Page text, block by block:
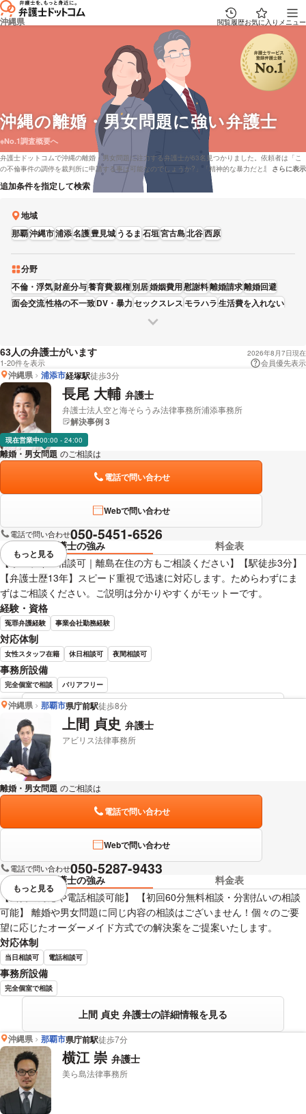
沖縄県 閲覧履歴お気に入り メニュー
沖縄の離婚・男女問題に強い弁護士
※No.1調査概要へ
弁護士ドットコムで沖縄の離婚・男女問題に注力する弁護士が63名見つかりました。依頼者は「こ
の不倫事件の調停を裁判所に申請する事は可能なのでしょうか?」「精神的な暴力だと思うのです
が、肉体的暴力が立証されないと保護命令は出せませんか?」といった疑問を抱えております。弁護
士ドットコムでは沖縄で電話相談を無料で受付してくれる弁護士や弁護士費用を分割払いで応対し
問題が専門の弁護士や口コミの評価が良い弁護士の選び方などの情報はだいたい調査したけど、沖
縄周辺の法律事務所の弁護士を費用で比較したい」などのニーズにも応えることができます。弁護
士の中には「《わかりやすく正確に説明》まずは「共感すること」と、一方、弁護士としての視点
で課題を抱えている方は男性・女性などの性別や能力などの希望を考慮して、条件に沿う弁護士に
問合せをしてみてはいかがでしょうか。
説明文の
さらに表示
追加条件を指定して検索
地域
那覇沖縄市浦添名護豊見城 うるま 石垣宮古島北谷西原
分野
不倫・浮気財産分与養育費親権別居婚姻費用慰謝料離婚請求離婚回避
面会交流性格の不一致DV・暴力セックスレス モラハラ生活費を入れない
親族関係
63人の弁護士がいます 2026年8月7日現在
1-20件を表示 会員優先表示
沖縄県 浦添市経塚駅徒歩3分
長尾 大輔 弁護士
弁護士法人空と海そらうみ法律事務所浦添事務所
解決事例 3
現在営業中00:00 - 24:00
離婚・男女問題 のご相談は
電話で問い合わせ
Webで問い合わせ
電話で問い合わせ050-5451-6526
弁護士の強み
料金表
【オンライン相談可｜離島在住の方もご相談ください】【駅徒歩3分】
【弁護士歴13年】スピード重視で迅速に対応します。ためらわずにま
ずはご相談ください。ご説明は分かりやすくがモットーです。
経験・資格
冤罪弁護経験 事業会社勤務経験
対応体制
女性スタッフ在籍 休日相談可 夜間相談可
事務所設備
完全個室で相談 バリアフリー
長尾 大輔 弁護士の詳細情報を見る
視覚的に省略されている要素を
もっと見る
沖縄県 那覇市県庁前駅徒歩8分
上間 貞史 弁護士
アビリス法律事務所
離婚・男女問題 のご相談は
電話で問い合わせ
Webで問い合わせ
電話で問い合わせ050-5287-9433
弁護士の強み
料金表
【当日の対応や電話相談可能】 【初回60分無料相談・分割払いの相談
可能】 離婚や男女問題に同じ内容の相談はございません！個々のご要
望に応じたオーダーメイド方式での解決案をご提案いたします。
対応体制
当日相談可 電話相談可
事務所設備
完全個室で相談
上間 貞史 弁護士の詳細情報を見る
視覚的に省略されている要素を
もっと見る
沖縄県 那覇市県庁前駅徒歩7分
横江 崇 弁護士
美ら島法律事務所